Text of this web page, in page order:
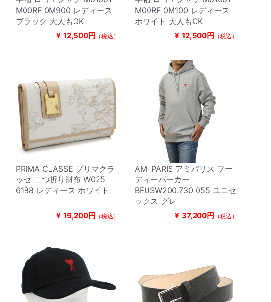
M00RF 0M900 レディース
ブラック 大人もOK
¥ 12,500円 （税込）
M00RF 0M100 レディース
ホワイト 大人もOK
¥ 12,500円 （税込）
PRIMA CLASSE プリマクラ
ッセ 二つ折り財布 W025
6188 レディース ホワイト
¥ 19,200円 （税込）
AMI PARIS アミパリス フー
ディーパーカー
BFUSW200.730 055 ユニセ
ックス グレー
¥ 37,200円 （税込）